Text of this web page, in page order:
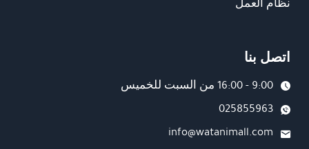
اتصل بنا
9:00 - 16:00 من السبت للخميس
025855963
info@watanimall.com